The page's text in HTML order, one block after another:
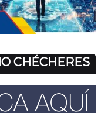
CHÉCHERES